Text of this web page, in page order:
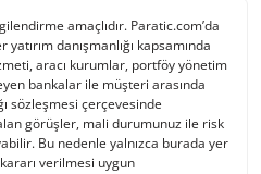
amaçlıdır. Paratic.com’da
danışmanlığı kapsamında
aracı kurumlar, portföy yönetim
bankalar ile müşteri arasında
sözleşmesi çerçevesinde
görüşler, mali durumunuz ile risk
Bu nedenle yalnızca burada yer
verilmesi uygun